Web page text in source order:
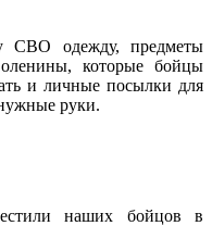
СВО одежду, предметы
которые бойцы
и личные посылки для
руки.
наших бойцов в